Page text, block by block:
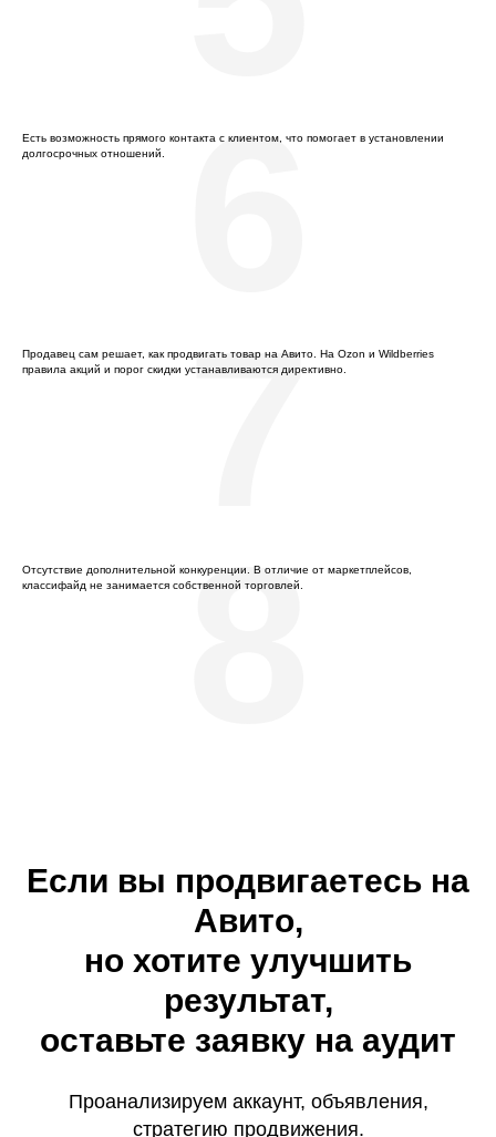
Есть возможность прямого контакта с клиентом, что помогает в установлении
долгосрочных отношений.
6
Продавец сам решает, как продвигать товар на Авито. На Ozon и Wildberries
правила акций и порог скидки устанавливаются директивно.
7
Отсутствие дополнительной конкуренции. В отличие от маркетплейсов,
классифайд не занимается собственной торговлей.
8
Если вы продвигаетесь на
Авито,
но хотите улучшить
результат,
оставьте заявку на аудит
Проанализируем аккаунт, объявления,
стратегию продвижения.